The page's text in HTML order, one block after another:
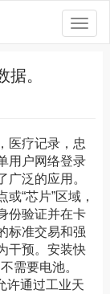
。
医疗记录，忠
用户网络登录
广泛的应用。
“芯片”区域，
份验证并在卡
标准交易和强
干预。安装快
需要电池。
许通过工业天